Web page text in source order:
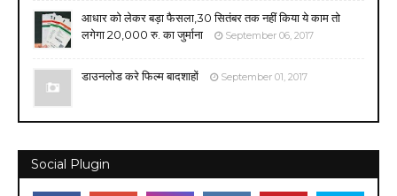
आधार को लेकर बड़ा फैसला,30 सितंबर तक नहीं किया ये काम तो
लगेगा 20,000 रु. का जुर्माना
September 06, 2017
डाउनलोड करे फिल्म बादशाहों September 01, 2017
Social Plugin